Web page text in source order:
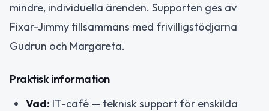
mindre, individuella ärenden. Supporten ges av
Fixar-Jimmy tillsammans med frivilligstödjarna
Gudrun och Margareta.
Praktisk information
Vad: IT-café — teknisk support för enskilda